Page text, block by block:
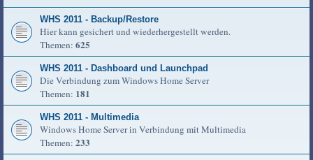
WHS 2011 - Backup/Restore
Hier kann gesichert und wiederhergestellt werden.
Themen: 625
WHS 2011 - Dashboard und Launchpad
Die Verbindung zum Windows Home Server
Themen: 181
WHS 2011 - Multimedia
Windows Home Server in Verbindung mit Multimedia
Themen: 233